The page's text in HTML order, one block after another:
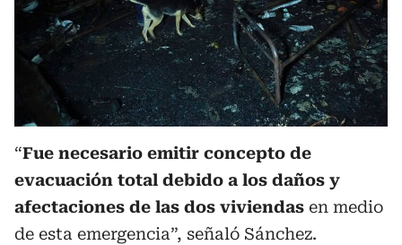
“Fue necesario emitir concepto de
evacuación total debido a los daños y
afectaciones de las dos viviendas en medio
de esta emergencia”, señaló Sánchez.